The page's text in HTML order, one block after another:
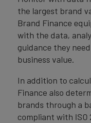
the largest brand
Brand Finance
with the data,
guidance they
business value.
In addition to
Finance also
brands through a
compliant with ISO